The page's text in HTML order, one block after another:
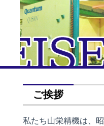
ご挨拶
私たち山栄精機は、